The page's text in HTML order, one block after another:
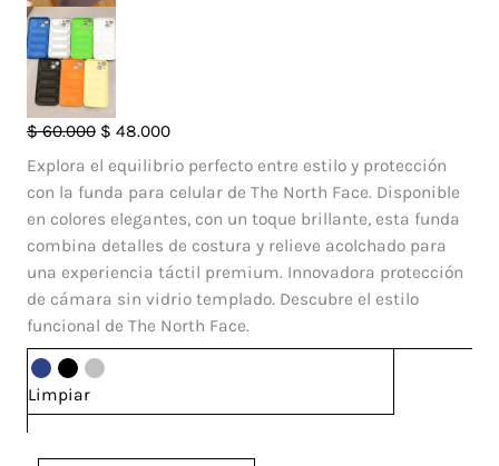
$60.000 El
precio
original
era:
$ 60.000.
$ 48.000El
precio
actual
$ 48.000.
Explora el equilibrio perfecto entre estilo y protección
con la funda para celular de The North Face. Disponible
en colores elegantes, con un toque brillante, esta funda
combina detalles de costura y relieve acolchado para
una experiencia táctil premium. Innovadora protección
de cámara sin vidrio templado. Descubre el estilo
funcional de The North Face.
Limpiar
Case
Pillow
TNF
Vivo
Y36
cantidad